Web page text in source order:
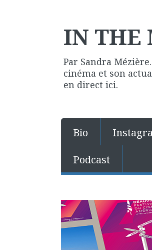
IN THE
Par Sandra
cinéma et son
en direct ici.
Bio
Podcast